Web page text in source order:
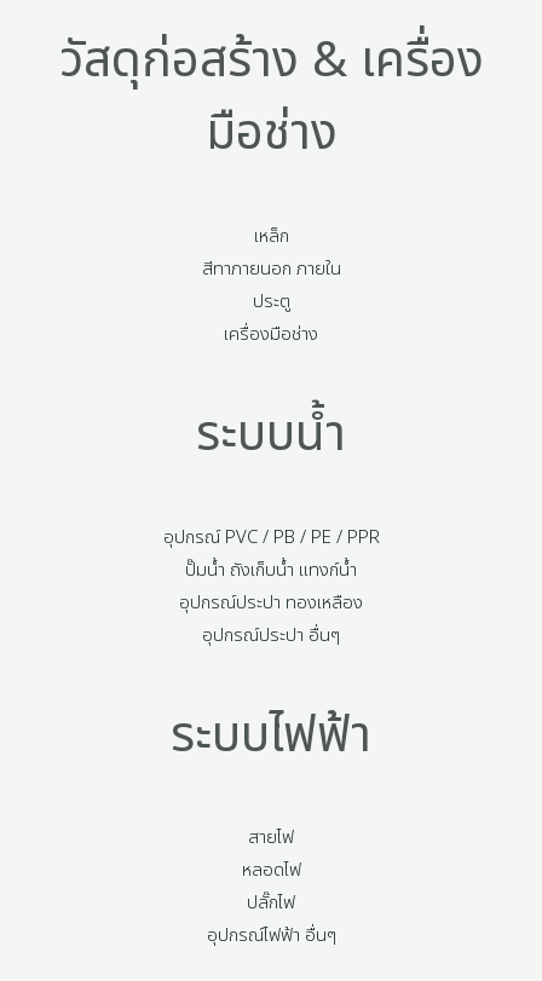
วัสดุก่อสร้าง & เครื่อง
มือช่าง
เหล็ก
สีทาภายนอก ภายใน
ประตู
เครื่องมือช่าง
ระบบน้ำ
อุปกรณ์ PVC / PB / PE / PPR
ปั๊มน้ำ ถังเก็บน้ำ แทงก์น้ำ
อุปกรณ์ประปา ทองเหลือง
อุปกรณ์ประปา อื่นๆ
ระบบไฟฟ้า
สายไฟ
หลอดไฟ
ปลั๊กไฟ
อุปกรณ์ไฟฟ้า อื่นๆ